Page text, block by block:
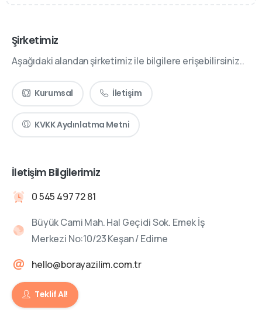
Şirketimiz
Aşağıdaki alandan şirketimiz ile bilgilere erişebilirsiniz..
Kurumsal İletişim
KVKK Aydınlatma Metni
İletişim Bilgilerimiz
0 545 497 72 81
Büyük Cami Mah. Hal Geçidi Sok. Emek İş
Merkezi No:10/23 Keşan / Edirne
hello@borayazilim.com.tr
Teklif Al!